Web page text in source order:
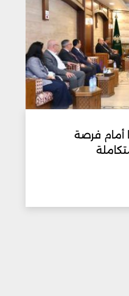
أمام فرصة